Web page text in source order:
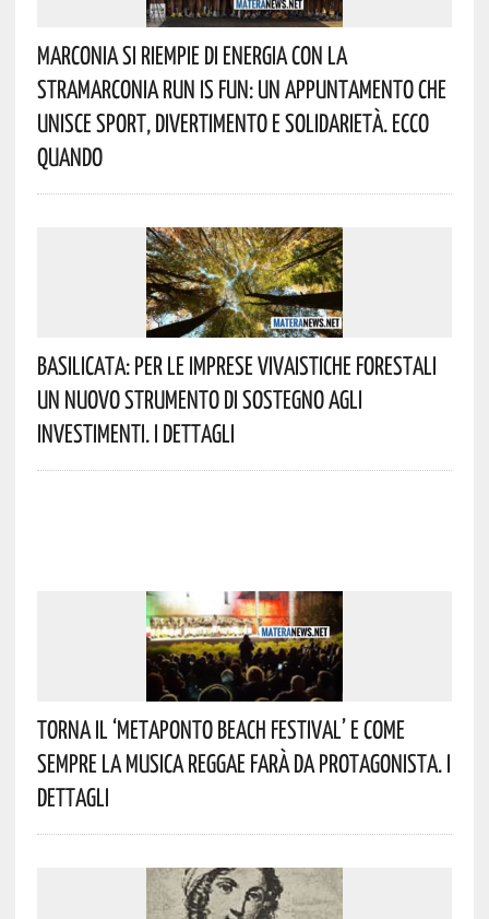
Marconia Si Riempie Di Energia Con La
StraMarconia Run Is Fun: Un Appuntamento Che
Unisce Sport, Divertimento E Solidarietà. Ecco
Quando
Basilicata: Per Le Imprese Vivaistiche Forestali
Un Nuovo Strumento Di Sostegno Agli
Investimenti. I Dettagli
Torna Il ‘Metaponto Beach Festival’ E Come
Sempre La Musica Reggae Farà Da Protagonista. I
Dettagli